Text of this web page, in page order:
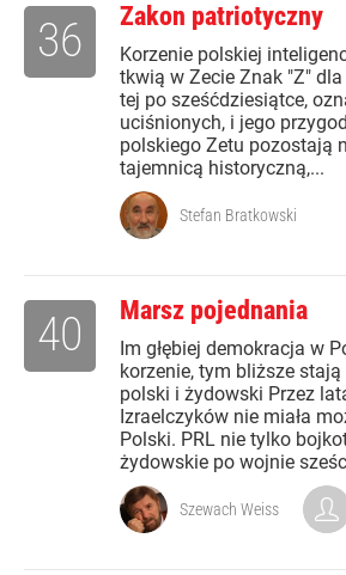
Zakon patriotyczny
Korzenie polskiej
tkwią w Zecie Znak "Z" dla
tej po sześćdziesiątce,
uciśnionych, i jego
polskiego Zetu pozostają
tajemnicą historyczną,...
36
Stefan Bratkowski
Marsz pojednania
Im głębiej demokracja w
korzenie, tym bliższe
polski i żydowski Przez
Izraelczyków nie miała
Polski. PRL nie tylko
żydowskie po wojnie
40
Szewach Weiss